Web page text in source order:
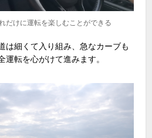
だけに運転を楽しむことができる
は細くて入り組み、急なカーブも
運転を心がけて進みます。